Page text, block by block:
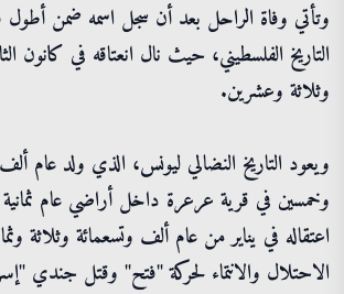
وتأتي وفاة الراحل بعد أن سجل اسمه ضمن
التاريخ الفلسطيني، حيث نال انعتاقه في كانون
وثلاثة وعشرين.
ويعود التاريخ النضالي ليونس، الذي ولد عام ألف
وخمسين في قرية عرعرة داخل أراضي عام
اعتقاله في يناير من عام ألف وتسعمائة وثلاثة
الاحتلال والانتماء لحركة "فتح" وقتل جندي